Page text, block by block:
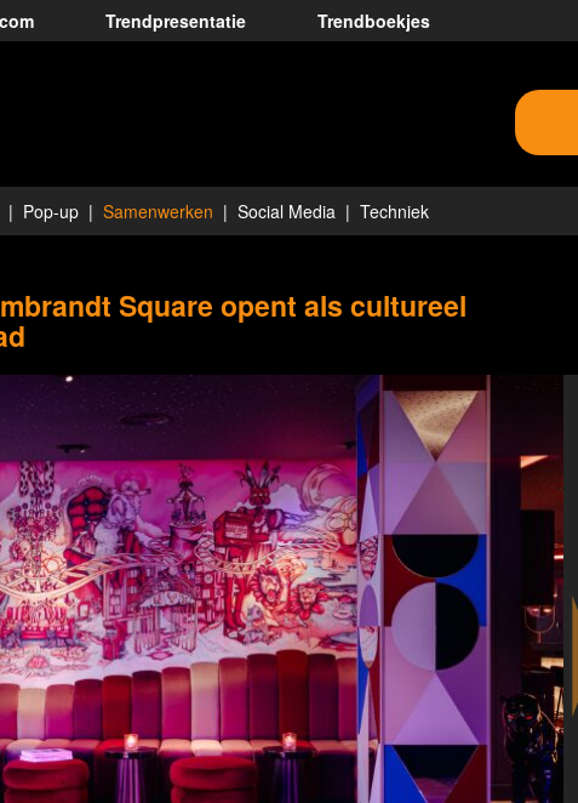
Trendpresentatie Trendboekjes
Pop-up Samenwerken Social Media Techniek
Square opent als cultureel